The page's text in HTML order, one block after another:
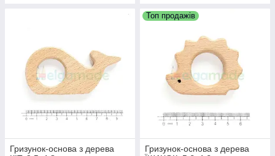
Гризунок-основа з дерева
Топ продажів
Гризунок-основа з дерева